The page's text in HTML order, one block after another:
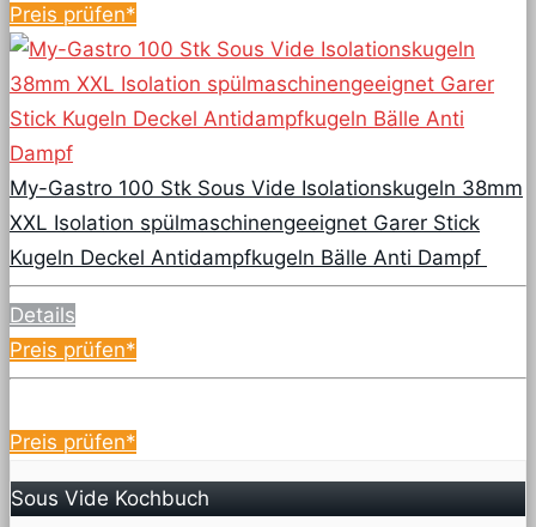
Preis prüfen*
My-Gastro 100 Stk Sous Vide Isolationskugeln 38mm
XXL Isolation spülmaschinengeeignet Garer Stick
Kugeln Deckel Antidampfkugeln Bälle Anti Dampf
Details
Preis prüfen*
Preis prüfen*
Sous Vide Kochbuch